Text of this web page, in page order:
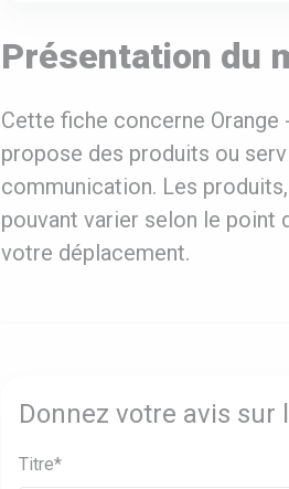
Présentation du
Cette fiche concerne Orange
propose des produits ou
communication. Les
pouvant varier selon le point
votre déplacement.
Donnez votre avis sur
Titre*